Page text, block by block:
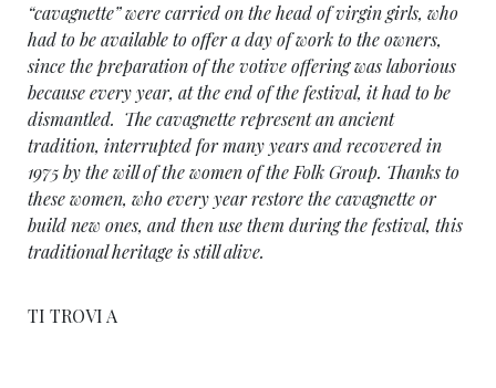
“cavagnette” were carried on the head of virgin girls, who
had to be available to offer a day of work to the owners,
since the preparation of the votive offering was laborious
because every year, at the end of the festival, it had to be
dismantled. Thecavagnetterepresent an ancient
tradition, interrupted for many years and recovered in
1975 by the will of the women of the Folk Group. Thanks to
these women, who every year restore thecavagnetteor
build new ones, and then use them during the festival, this
traditional heritage is still alive.
TI TROVI A